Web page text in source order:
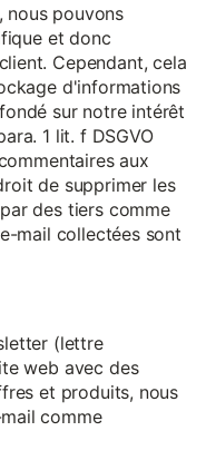
nous pouvons
et donc
Cependant, cela
d'informations
sur notre intérêt
1 lit. f DSGVO
aux
de supprimer les
des tiers comme
mail collectées sont
(lettre
web avec des
et produits, nous
comme